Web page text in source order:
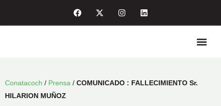
Conatacoch / Prensa / COMUNICADO : FALLECIMIENTO Sr.
HILARION MUÑOZ